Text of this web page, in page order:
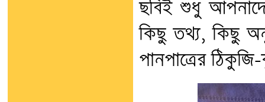
ছবিই শুধু
কিছু তথ্য, কিছু
পানপাত্রের